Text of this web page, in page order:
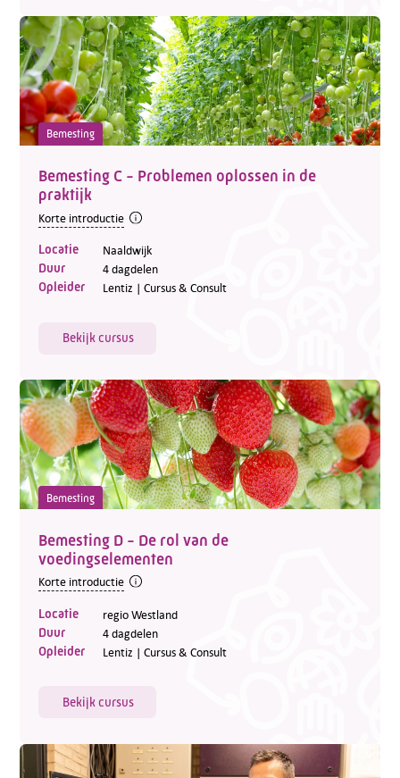
Bemesting
Bemesting C - Problemen oplossen in de
praktijk
Korte introductie
Locatie Naaldwijk
Duur 4 dagdelen
Opleider Lentiz | Cursus & Consult
Bekijk cursus
Bemesting
Bemesting D - De rol van de
voedingselementen
Korte introductie
Locatie regio Westland
Duur 4 dagdelen
Opleider Lentiz | Cursus & Consult
Bekijk cursus